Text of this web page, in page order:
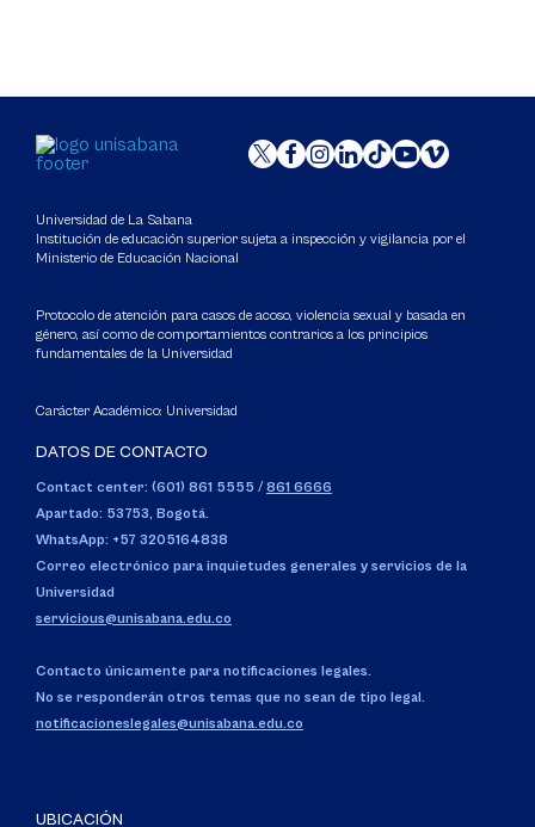
Universidad de La Sabana
Institución de educación superior sujeta a inspección y vigilancia por el
Ministerio de Educación Nacional
Protocolo de atención para casos de acoso, violencia sexual y basada en
género, así como de comportamientos contrarios a los principios
fundamentales de la Universidad
Carácter Académico: Universidad
DATOS DE CONTACTO
Contact center: (601) 861 5555 / 861 6666
Apartado: 53753, Bogotá.
WhatsApp: +57 3205164838
Correo electrónico para inquietudes generales y servicios de la
Universidad
servicious@unisabana.edu.co
Contacto únicamente para notificaciones legales.
No se responderán otros temas que no sean de tipo legal.
notificacioneslegales@unisabana.edu.co
UBICACIÓN